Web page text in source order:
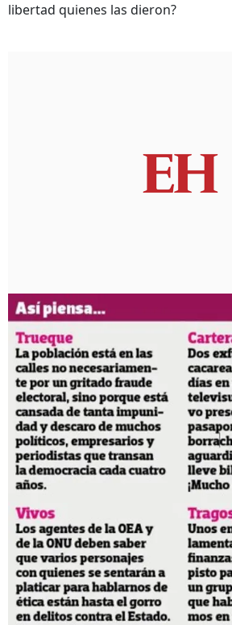
libertad quienes las dieron?